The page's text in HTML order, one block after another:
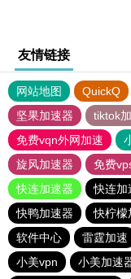
友情链接
网站地图 QuickQ
坚果加速器
tiktok
免费vqn外网加速
旋风加速器
免费
快连加速器
快连加
快鸭加速器
快柠檬
软件中心
雷霆加速
小美vpn
小美加速